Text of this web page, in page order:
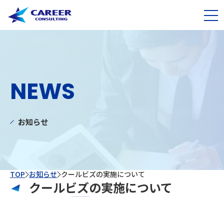
NEWS
お知らせ
TOP お知らせ クールビズの実施について
クールビズの実施について